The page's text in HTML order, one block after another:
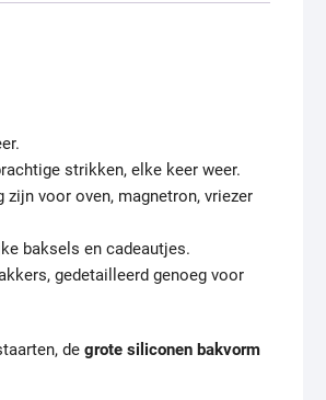
strikken, elke keer weer.
voor oven, magnetron, vriezer
baksels en cadeautjes.
gedetailleerd genoeg voor
de grote siliconen bakvorm